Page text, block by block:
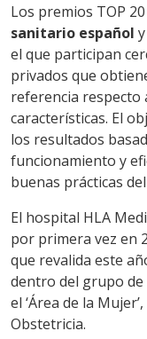
Los premios TOP
sanitario español
el que participan
privados que
referencia respecto
características. El
los resultados
funcionamiento y
buenas prácticas
El hospital HLA
por primera vez en
que revalida este
dentro del grupo
el ‘Área de la
Obstetricia.